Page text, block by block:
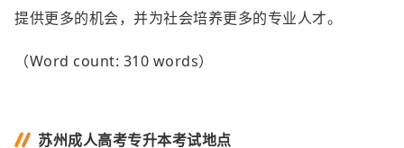
提供更多的机会，并为社会培养更多的专业人才。
（Word count: 310 words）
苏州成人高考专升本考试地点